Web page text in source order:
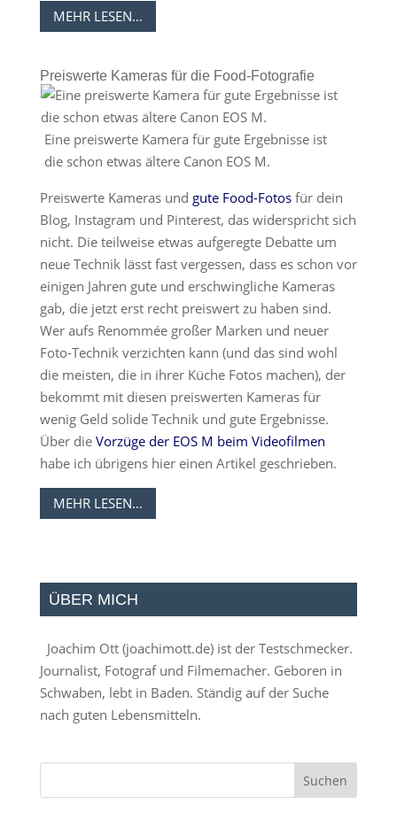
MEHR LESEN…
Preiswerte Kameras für die Food-Fotografie
Eine preiswerte Kamera für gute Ergebnisse ist
die schon etwas ältere Canon EOS M.
Preiswerte Kameras und gute Food-Fotosfür dein
Blog, Instagram und Pinterest, das widerspricht sich
nicht. Die teilweise etwas aufgeregte Debatte um
neue Technik lässt fast vergessen, dass es schon vor
einigen Jahren gute und erschwingliche Kameras
gab, die jetzt erst recht preiswert zu haben sind.
Wer aufs Renommée großer Marken und neuer
Foto-Technik verzichten kann (und das sind wohl
die meisten, die in ihrer Küche Fotos machen), der
bekommt mit diesen preiswerten Kameras für
wenig Geld solide Technik und gute Ergebnisse.
Über die Vorzüge der EOS M beim Videofilmen
habe ich übrigens hier einen Artikel geschrieben.
MEHR LESEN…
ÜBER MICH
Joachim Ott (joachimott.de) ist der Testschmecker.
Journalist, Fotograf und Filmemacher. Geboren in
Schwaben, lebt in Baden. Ständig auf der Suche
nach guten Lebensmitteln.